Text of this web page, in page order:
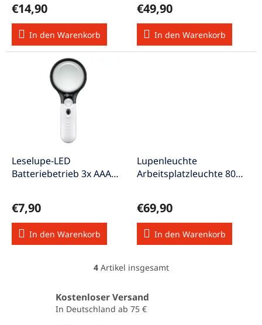
u
e
€14,90
In den Warenkorb
€49,90
In den Warenkorb
Leselupe-LED
Batteriebetrieb 3x AAA
€7,90
In den Warenkorb
Lupenleuchte
Arbeitsplatzleuchte 80
€69,90
In den Warenkorb
S
e
u
e
4Artikel insgesamt
Kostenloser Versand
In Deutschland ab 75 €